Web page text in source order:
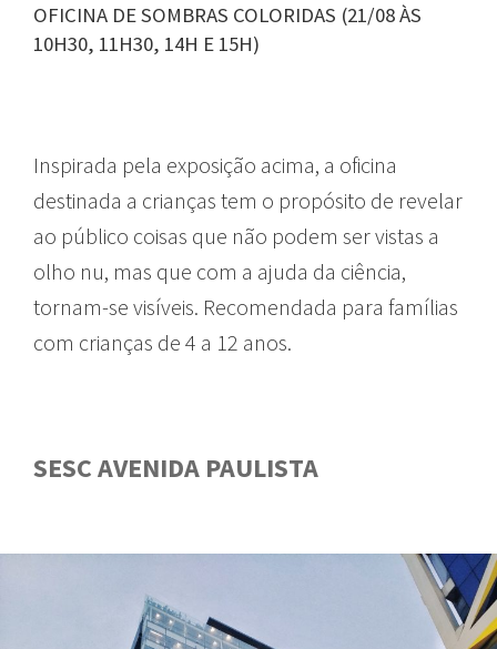
OFICINA DE SOMBRAS COLORIDAS (21/08 ÀS
10H30, 11H30, 14H E 15H)
Inspirada pela exposição acima, a oficina
destinada a crianças tem o propósito de revelar
ao público coisas que não podem ser vistas a
olho nu, mas que com a ajuda da ciência,
tornam-se visíveis. Recomendada para famílias
com crianças de 4 a 12 anos.
SESC AVENIDA PAULISTA